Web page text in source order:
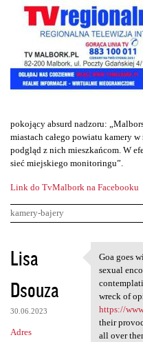
pokojący absurd nadzoru:
miastach całego powiatu kamery
podgląd z nich mieszkańcom. W
sieć miejskiego monitoringu”.
Link do TvMalbork na Facebooku
kamery-bajery
K
o
m
e
n
Lisa
Dsouza
30.06.2023
Adres
Goa
Goa goes
sexual
wreck of
https://
their
all over